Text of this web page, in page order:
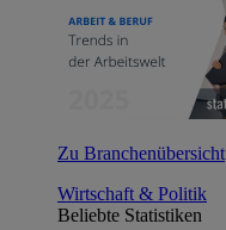
Zu Branchenübersicht
Wirtschaft & Politik
Beliebte Statistiken